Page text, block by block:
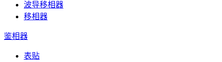
波导移相器
移相器
鉴相器
表贴